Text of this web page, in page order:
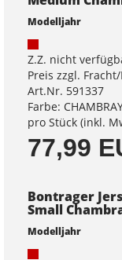
Modelljahr
Z.Z. nicht
Preis zzgl.
Art.Nr. 591337
Farbe:
pro Stück (inkl.
77,99
Bontrager
Small
Modelljahr